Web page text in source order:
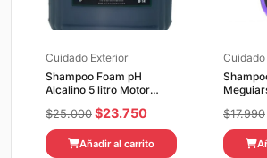
Cuidado Exterior
Shampoo Foam pH
Alcalino 5 litro Motor
$25.000 El
precio
original
$23.750El
precio
actual
Añadir al carrito
$17.990